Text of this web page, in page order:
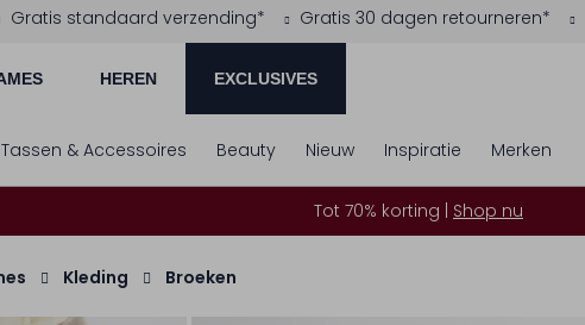
Gratis standaard verzending* Gratis 30 dagen retourneren*
HEREN EXCLUSIVES
Tassen & Accessoires Beauty Nieuw Inspiratie Merken
Tot 70% korting | Shop nu
Kleding Broeken